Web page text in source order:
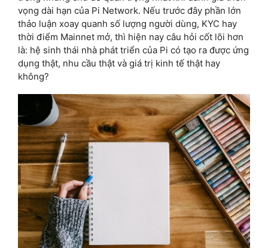
vọng dài hạn của Pi Network. Nếu trước đây phần lớn
thảo luận xoay quanh số lượng người dùng, KYC hay
thời điểm Mainnet mở, thì hiện nay câu hỏi cốt lõi hơn
là: hệ sinh thái nhà phát triển của Pi có tạo ra được ứng
dụng thật, nhu cầu thật và giá trị kinh tế thật hay
không?